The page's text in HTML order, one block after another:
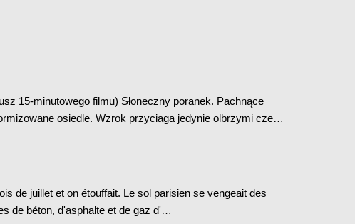
15-minutowego filmu) Słoneczny poranek. Pachnące
osiedle. Wzrok przyciaga jedynie olbrzymi cze…
de juillet et on étouffait. Le sol parisien se vengeait des
de béton, d'asphalte et de gaz d'…